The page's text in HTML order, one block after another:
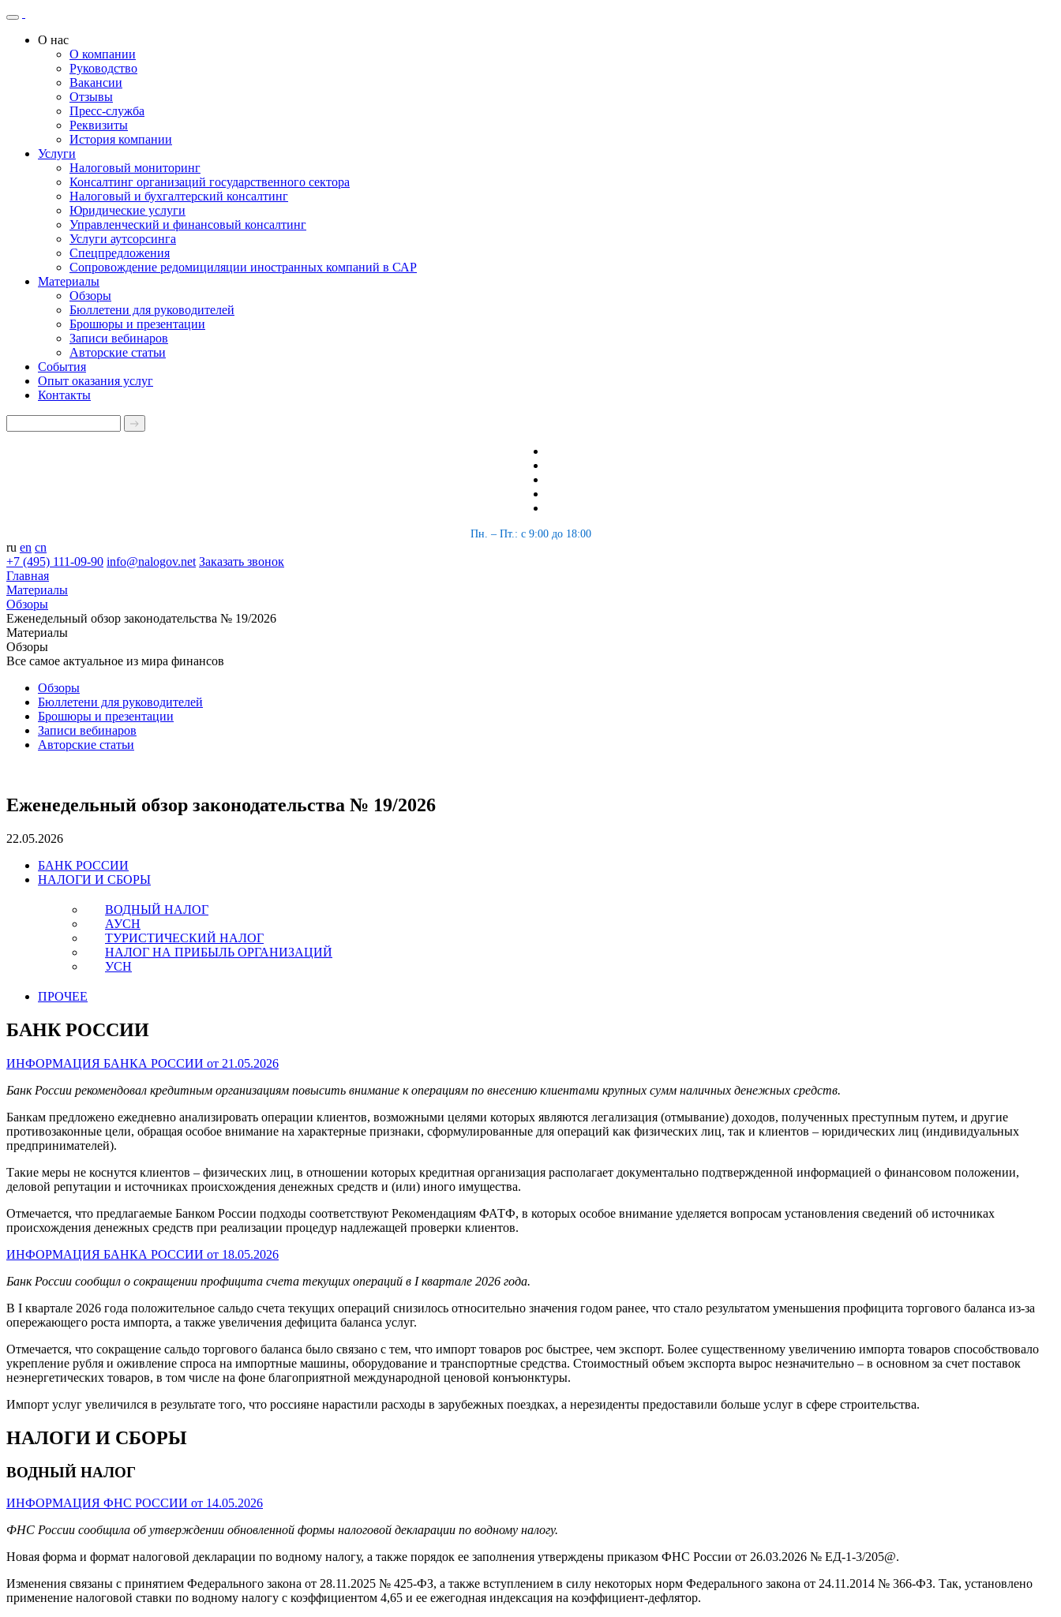
О нас
О компании
Руководство
Вакансии
Отзывы
Пресс-служба
Реквизиты
История компании
Услуги
Налоговый мониторинг
Консалтинг организаций государственного сектора
Налоговый и бухгалтерский консалтинг
Юридические услуги
Управленческий и финансовый консалтинг
Услуги аутсорсинга
Спецпредложения
Сопровождение редомициляции иностранных компаний в САР
Материалы
Обзоры
Бюллетени для руководителей
Брошюры и презентации
Записи вебинаров
Авторские статьи
События
Опыт оказания услуг
Контакты
Пн. – Пт.: с 9:00 до 18:00
ru en cn
+7 (495) 111-09-90 info@nalogov.net Заказать звонок
Главная
Материалы
Обзоры
Еженедельный обзор законодательства № 19/2026
Материалы
Обзоры
Все самое актуальное из мира финансов
Обзоры
Бюллетени для руководителей
Брошюры и презентации
Записи вебинаров
Авторские статьи
Еженедельный обзор законодательства № 19/2026
22.05.2026
БАНК РОССИИ
НАЛОГИ И СБОРЫ
ВОДНЫЙ НАЛОГ
АУСН
ТУРИСТИЧЕСКИЙ НАЛОГ
НАЛОГ НА ПРИБЫЛЬ ОРГАНИЗАЦИЙ
УСН
ПРОЧЕЕ
БАНК РОССИИ
ИНФОРМАЦИЯ БАНКА РОССИИ от 21.05.2026
Банк России рекомендовал кредитным организациям повысить внимание к операциям по внесению клиентами крупных сумм наличных денежных средств.
Банкам предложено ежедневно анализировать операции клиентов, возможными целями которых являются легализация (отмывание) доходов, полученных преступным путем, и другие
противозаконные цели, обращая особое внимание на характерные признаки, сформулированные для операций как физических лиц, так и клиентов – юридических лиц (индивидуальных
предпринимателей).
Такие меры не коснутся клиентов – физических лиц, в отношении которых кредитная организация располагает документально подтвержденной информацией о финансовом положении,
деловой репутации и источниках происхождения денежных средств и (или) иного имущества.
Отмечается, что предлагаемые Банком России подходы соответствуют Рекомендациям ФАТФ, в которых особое внимание уделяется вопросам установления сведений об источниках
происхождения денежных средств при реализации процедур надлежащей проверки клиентов.
ИНФОРМАЦИЯ БАНКА РОССИИ от 18.05.2026
Банк России сообщил о сокращении профицита счета текущих операций в I квартале 2026 года.
В I квартале 2026 года положительное сальдо счета текущих операций снизилось относительно значения годом ранее, что стало результатом уменьшения профицита торгового баланса из-за
опережающего роста импорта, а также увеличения дефицита баланса услуг.
Отмечается, что сокращение сальдо торгового баланса было связано с тем, что импорт товаров рос быстрее, чем экспорт. Более существенному увеличению импорта товаров способствовало
укрепление рубля и оживление спроса на импортные машины, оборудование и транспортные средства. Стоимостный объем экспорта вырос незначительно – в основном за счет поставок
неэнергетических товаров, в том числе на фоне благоприятной международной ценовой конъюнктуры.
Импорт услуг увеличился в результате того, что россияне нарастили расходы в зарубежных поездках, а нерезиденты предоставили больше услуг в сфере строительства.
НАЛОГИ И СБОРЫ
ВОДНЫЙ НАЛОГ
ИНФОРМАЦИЯ ФНС РОССИИ от 14.05.2026
ФНС России сообщила об утверждении обновленной формы налоговой декларации по водному налогу.
Новая форма и формат налоговой декларации по водному налогу, а также порядок ее заполнения утверждены приказом ФНС России от 26.03.2026 № ЕД-1-3/205@.
Изменения связаны с принятием Федерального закона от 28.11.2025 № 425-ФЗ, а также вступлением в силу некоторых норм Федерального закона от 24.11.2014 № 366-ФЗ. Так, установлено
применение налоговой ставки по водному налогу с коэффициентом 4,65 и ее ежегодная индексация на коэффициент-дефлятор.